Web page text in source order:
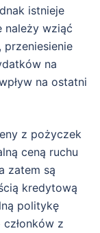
istnieje
należy wziąć
na
na ostatni
z pożyczek
ceną ruchu
zatem są
kredytową
politykę
z